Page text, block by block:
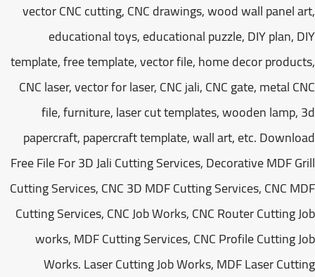
vector CNC cutting, CNC drawings, wood wall panel
educational toys, educational puzzle, DIY plan,
template, free template, vector file, home decor
CNC laser, vector for laser, CNC jali, CNC gate, metal
file, furniture, laser cut templates, wooden
papercraft, papercraft template, wall art, etc.
Free File For 3D Jali Cutting Services, Decorative MDF
Cutting Services, CNC 3D MDF Cutting Services, CNC
Cutting Services, CNC Job Works, CNC Router Cutting
works, MDF Cutting Services, CNC Profile Cutting
Works. Laser Cutting Job Works, MDF Laser